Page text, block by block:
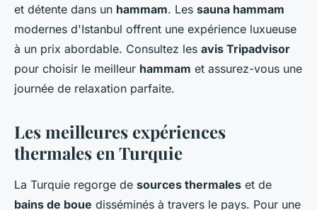
et détente dans un hammam. Les sauna hammam
modernes d'Istanbul offrent une expérience luxueuse
à un prix abordable. Consultez les avis Tripadvisor
pour choisir le meilleur hammam et assurez-vous une
journée de relaxation parfaite.
Les meilleures expériences
thermales en Turquie
La Turquie regorge de sources thermales et de
bains de boue disséminés à travers le pays. Pour une